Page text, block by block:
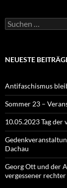
Suchen
nach:
NEUESTE
Antifaschismus
Sommer 23 –
10.05.2023 Tag
Dachau
Georg Ott und der
vergessener